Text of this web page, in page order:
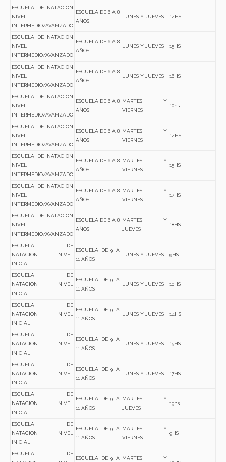
ESCUELA DE NATACION
NIVEL
INTERMEDIO/AVANZADO
ESCUELA DE 6 A 8
AÑOS
LUNES Y JUEVES 14HS
ESCUELA DE NATACION
NIVEL
INTERMEDIO/AVANZADO
ESCUELA DE 6 A 8
AÑOS
LUNES Y JUEVES 15HS
ESCUELA DE NATACION
NIVEL
INTERMEDIO/AVANZADO
ESCUELA DE 6 A 8
AÑOS
LUNES Y JUEVES 16HS
ESCUELA DE NATACION
NIVEL
INTERMEDIO/AVANZADO
ESCUELA DE 6 A 8
AÑOS
MARTES Y
VIERNES
10hs
ESCUELA DE NATACION
NIVEL
INTERMEDIO/AVANZADO
ESCUELA DE 6 A 8
AÑOS
MARTES Y
VIERNES
14HS
ESCUELA DE NATACION
NIVEL
INTERMEDIO/AVANZADO
ESCUELA DE 6 A 8
AÑOS
MARTES Y
VIERNES
15HS
ESCUELA DE NATACION
NIVEL
INTERMEDIO/AVANZADO
ESCUELA DE 6 A 8
AÑOS
MARTES Y
VIERNES
17HS
ESCUELA DE NATACION
NIVEL
INTERMEDIO/AVANZADO
ESCUELA DE 6 A 8
AÑOS
MARTES Y
JUEVES
18HS
ESCUELA DE
NATACION NIVEL
INICIAL
ESCUELA DE 9 A
11 AÑOS
LUNES Y JUEVES 9HS
ESCUELA DE
NATACION NIVEL
INICIAL
ESCUELA DE 9 A
11 AÑOS
LUNES Y JUEVES 10HS
ESCUELA DE
NATACION NIVEL
INICIAL
ESCUELA DE 9 A
11 AÑOS
LUNES Y JUEVES 14HS
ESCUELA DE
NATACION NIVEL
INICIAL
ESCUELA DE 9 A
11 AÑOS
LUNES Y JUEVES 15HS
ESCUELA DE
NATACION NIVEL
INICIAL
ESCUELA DE 9 A
11 AÑOS
LUNES Y JUEVES 17HS
ESCUELA DE
NATACION NIVEL
INICIAL
ESCUELA DE 9 A
11 AÑOS
MARTES Y
JUEVES
19hs
ESCUELA DE
NATACION NIVEL
INICIAL
ESCUELA DE 9 A
11 AÑOS
MARTES Y
VIERNES
9HS
ESCUELA DE
ESCUELA DE 9 A
MARTES Y